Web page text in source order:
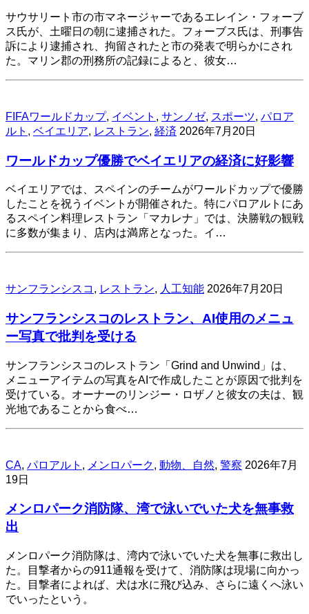
サウサリート市の市マネージャーであるエレイン・フォーブ
ス氏が、土曜日の朝に逮捕された。フォーブス氏は、刑事告
訴により逮捕され、拘留されたと市の発表で明らかにされ
た。マリン郡の刑務所の記録によると、彼女…
FIFAワールドカップ, イベント , サンノゼ, スポーツ, パロア
ルト , ベイエリア, レストラン, 経済 2026年7月20日
ワールドカップ優勝でベイエリアの経済に好影響
ベイエリアでは、スペインのチームがワールドカップで優勝
したことを祝うイベントが開催された。特にパロアルトにあ
るスペイン料理レストラン「マカレナ」では、決勝戦の観戦
に多数が集まり、店内は満席となった。イ…
サンフランシスコ , レストラン, 人工知能 2026年7月20日
サンフランシスコのレストラン、AI使用のメニュ
ー写真で批判を受ける
サンフランシスコのレストラン「Grind and Unwind」は、
メニューアイテムの写真をAIで作成したことが原因で批判を
受けている。オーナーのリンジー・ロザノと彼女の夫は、観
光地であることから食べ…
CA, パロアルト , メンロパーク, 動物、自然, 警察 2026年7月
19日
メンロパーク消防隊、湾で泳いでいた犬を無事救
出
メンロパーク消防隊は、湾内で泳いでいた犬を無事に救出し
た。目撃者からの911通報を受けて、消防隊は現場に向かっ
た。目撃者によれば、犬は水に飛び込み、さらに遠くへ泳い
でいったという。